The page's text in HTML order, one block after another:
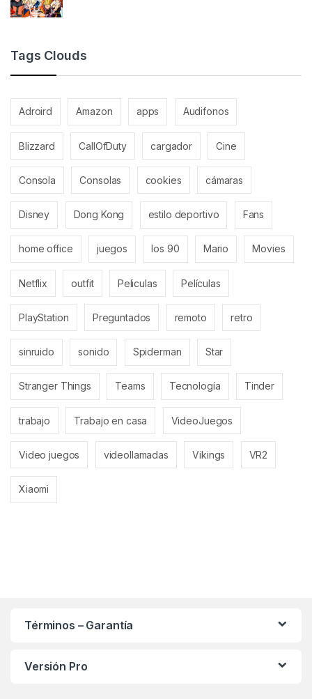
Tags Clouds
Adroird Amazon apps Audifonos
Blizzard CallOfDuty cargador Cine
Consola Consolas cookies cámaras
Disney Dong Kong estilo deportivo Fans
home office juegos los 90 Mario Movies
Netflix outfit Peliculas Películas
PlayStation Preguntados remoto retro
sinruido sonido Spiderman Star
Stranger Things Teams Tecnología Tinder
trabajo Trabajo en casa VideoJuegos
Video juegos videollamadas Vikings VR2
Xiaomi
Términos – Garantía
Versión Pro